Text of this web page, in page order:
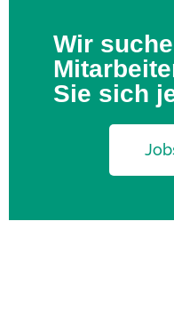
Wir
Sie sich